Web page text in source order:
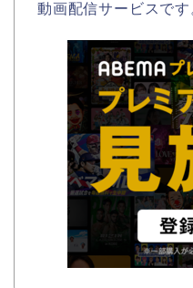
動画配信サービスです